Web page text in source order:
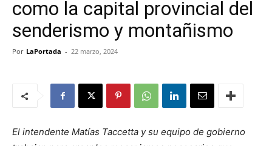
como la capital provincial del
senderismo y montañismo
Por LaPortada - 22 marzo, 2024
El intendente Matías Taccetta y su equipo de gobierno